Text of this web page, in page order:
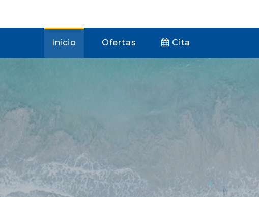
Inicio Ofertas Cita